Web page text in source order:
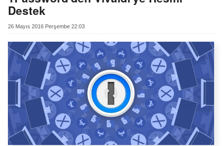
Destek
26 Mayıs 2016 Perşembe 22:03